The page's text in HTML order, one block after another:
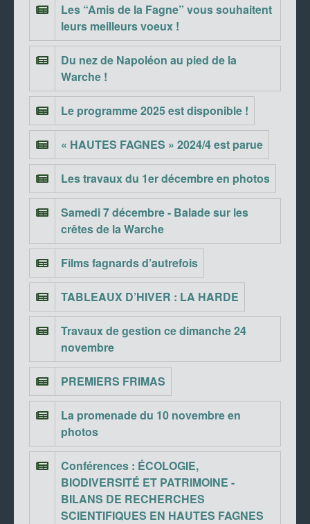
Les “Amis de la Fagne” vous souhaitent
leurs meilleurs voeux !
Du nez de Napoléon au pied de la
Warche !
Le programme 2025 est disponible !
« HAUTES FAGNES » 2024/4 est parue
Les travaux du 1er décembre en photos
Samedi 7 décembre - Balade sur les
crêtes de la Warche
Films fagnards d’autrefois
TABLEAUX D’HIVER : LA HARDE
Travaux de gestion ce dimanche 24
novembre
PREMIERS FRIMAS
La promenade du 10 novembre en
photos
Conférences : ÉCOLOGIE,
BIODIVERSITÉ ET PATRIMOINE -
BILANS DE RECHERCHES
SCIENTIFIQUES EN HAUTES FAGNES